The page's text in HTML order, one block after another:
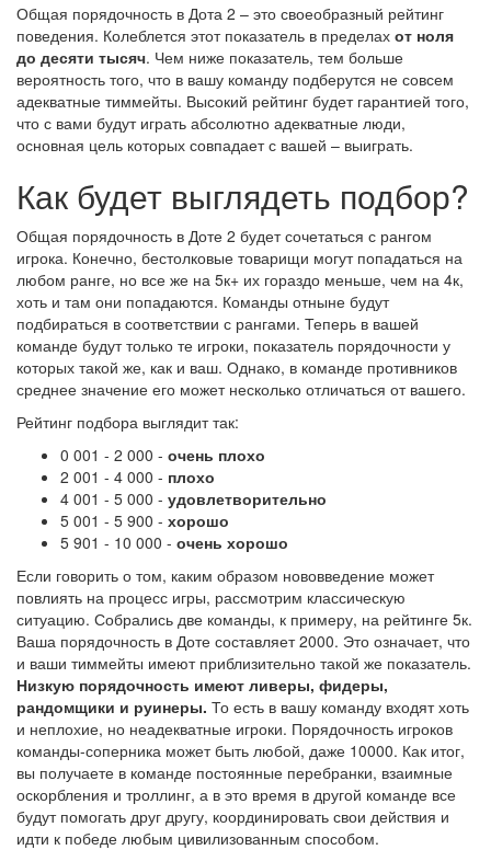
Общая порядочность в Дота 2 – это своеобразный рейтинг
поведения. Колеблется этот показатель в пределах от ноля
до десяти тысяч. Чем ниже показатель, тем больше
вероятность того, что в вашу команду подберутся не совсем
адекватные тиммейты. Высокий рейтинг будет гарантией того,
что с вами будут играть абсолютно адекватные люди,
основная цель которых совпадает с вашей – выиграть.
Как будет выглядеть подбор?
Общая порядочность в Доте 2 будет сочетаться с рангом
игрока. Конечно, бестолковые товарищи могут попадаться на
любом ранге, но все же на 5к+ их гораздо меньше, чем на 4к,
хоть и там они попадаются. Команды отныне будут
подбираться в соответствии с рангами. Теперь в вашей
команде будут только те игроки, показатель порядочности у
которых такой же, как и ваш. Однако, в команде противников
среднее значение его может несколько отличаться от вашего.
Рейтинг подбора выглядит так:
0 001 - 2 000 - очень плохо
2 001 - 4 000 - плохо
4 001 - 5 000 - удовлетворительно
5 001 - 5 900 - хорошо
5 901 - 10 000 - очень хорошо
Если говорить о том, каким образом нововведение может
повлиять на процесс игры, рассмотрим классическую
ситуацию. Собрались две команды, к примеру, на рейтинге 5к.
Ваша порядочность в Доте составляет 2000. Это означает, что
и ваши тиммейты имеют приблизительно такой же показатель.
Низкую порядочность имеют ливеры, фидеры,
рандомщики и руинеры. То есть в вашу команду входят хоть
и неплохие, но неадекватные игроки. Порядочность игроков
команды-соперника может быть любой, даже 10000. Как итог,
вы получаете в команде постоянные перебранки, взаимные
оскорбления и троллинг, а в это время в другой команде все
будут помогать друг другу, координировать свои действия и
идти к победе любым цивилизованным способом.